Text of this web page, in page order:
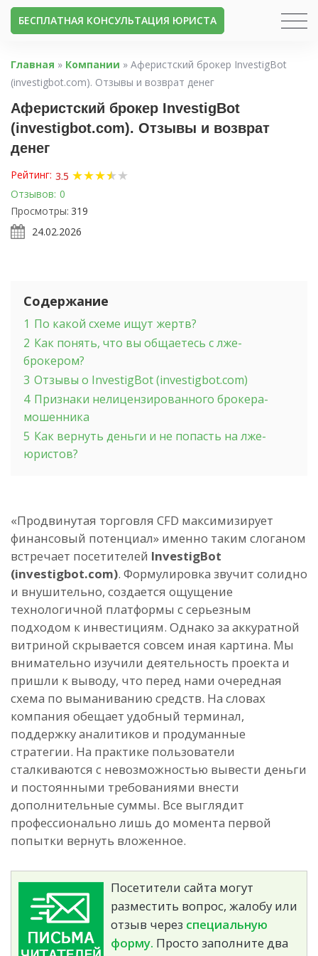
БЕСПЛАТНАЯ КОНСУЛЬТАЦИЯ ЮРИСТА
Главная » Компании » Аферистский брокер InvestigBot
(investigbot.com). Отзывы и возврат денег
Аферистский брокер InvestigBot
(investigbot.com). Отзывы и возврат
денег
Рейтинг: 3.5 ★★★★
★★
Отзывов: 0
Просмотры: 319
24.02.2026
Содержание
1 По какой схеме ищут жертв?
2 Как понять, что вы общаетесь с лже-
брокером?
3 Отзывы о InvestigBot (investigbot.com)
4 Признаки нелицензированного брокера-
мошенника
5 Как вернуть деньги и не попасть на лже-
юристов?
«Продвинутая торговля CFD максимизирует
финансовый потенциал» именно таким слоганом
встречает посетителей InvestigBot
(investigbot.com). Формулировка звучит солидно
и внушительно, создается ощущение
технологичной платформы с серьезным
подходом к инвестициям. Однако за аккуратной
витриной скрывается совсем иная картина. Мы
внимательно изучили деятельность проекта и
пришли к выводу, что перед нами очередная
схема по выманиванию средств. На словах
компания обещает удобный терминал,
поддержку аналитиков и продуманные
стратегии. На практике пользователи
сталкиваются с невозможностью вывести деньги
и постоянными требованиями внести
дополнительные суммы. Все выглядит
профессионально лишь до момента первой
попытки вернуть вложенное.
Посетители сайта могут
разместить вопрос, жалобу или
отзыв через специальную
форму. Просто заполните два